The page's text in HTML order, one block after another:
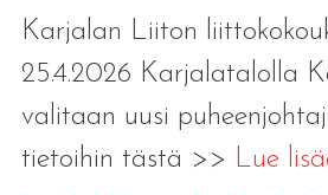
Karjalan Liiton
25.4.2026 Karjalatalolla
valitaan uusi
tietoihin tästä >> Lue